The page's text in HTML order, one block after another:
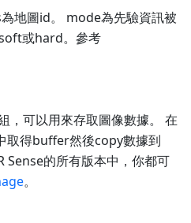
地圖id。 mode為先驗資訊被
或hard。參考
，可以用來存取圖像數據。 在
取得buffer然後copy數據到
Sense的所有版本中，你都可
。